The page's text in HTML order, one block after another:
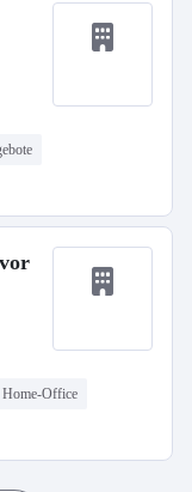
Home-Office